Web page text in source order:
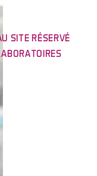
SITE RÉSERVÉ